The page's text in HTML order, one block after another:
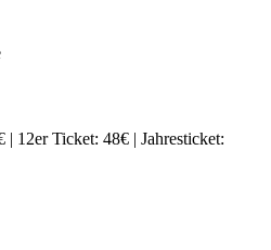
12er Ticket: 48€ | Jahresticket: